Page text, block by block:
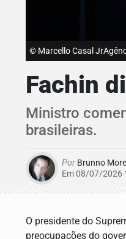
© Marcello Casal
Fachin
Ministro
brasileiras.
Por Brunno
Em 08/07/2026
O presidente do
preocupações do